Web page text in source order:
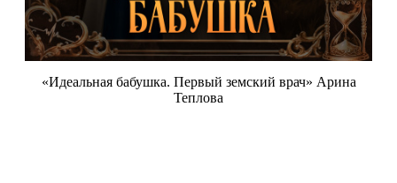
«Идеальная бабушка. Первый земский врач» Арина
Теплова